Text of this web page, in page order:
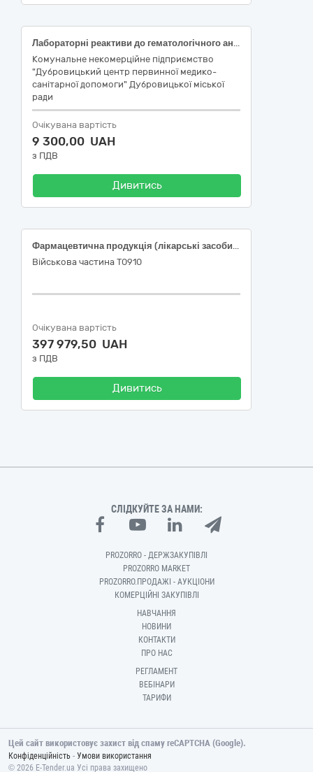
Лабораторні реактиви до гематологічного аналізатора Zybio Z3/Z3 CRP
Комунальне некомерційне підприємство
"Дубровицький центр первинної медико-
санітарної допомоги" Дубровицької міської
ради
Очікувана вартість
9 300,00 UAH
з ПДВ
Дивитись
Фармацевтична продукція (лікарські засоби різні)
Військова частина Т0910
Очікувана вартість
397 979,50 UAH
з ПДВ
Дивитись
СЛІДКУЙТЕ ЗА НАМИ:
PROZORRO - ДЕРЖЗАКУПІВЛІ
PROZORRO MARKET
PROZORRO.ПРОДАЖІ - АУКЦІОНИ
КОМЕРЦІЙНІ ЗАКУПІВЛІ
НАВЧАННЯ
НОВИНИ
КОНТАКТИ
ПРО НАС
РЕГЛАМЕНТ
ВЕБІНАРИ
ТАРИФИ
Цей сайт використовує захист від спаму reCAPTCHA (Google).
Конфіденційність - Умови використання
© 2026 E-Tender.ua Усі права захищено